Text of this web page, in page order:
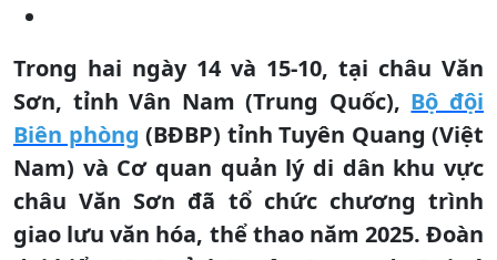
Trong hai ngày 14 và 15-10, tại châu Văn
Sơn, tỉnh Vân Nam (Trung Quốc), Bộ đội
Biên phòng (BĐBP) tỉnh Tuyên Quang (Việt
Nam) và Cơ quan quản lý di dân khu vực
châu Văn Sơn đã tổ chức chương trình
giao lưu văn hóa, thể thao năm 2025. Đoàn